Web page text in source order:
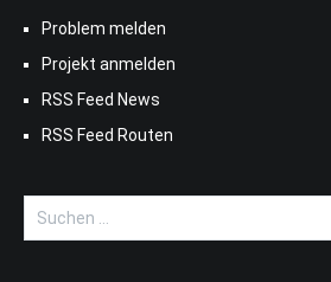
Problem melden
Projekt anmelden
RSS Feed News
RSS Feed Routen
Suchen
nach: